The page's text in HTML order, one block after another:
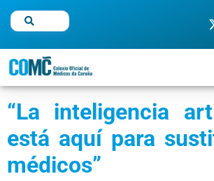
“La inteligencia
está aquí para
médicos”